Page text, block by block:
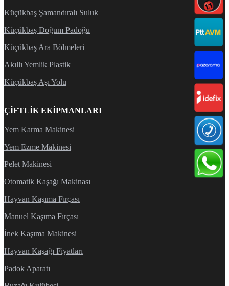
Küçükbaş Şamandıralı Suluk
Küçükbaş Doğum Padoğu
Küçükbaş Ara Bölmeleri
Akıllı Yemlik Plastik
Küçükbaş Aşı Yolu
ÇIFTLIK EKIPMANLARI
Yem Karma Makinesi
Yem Ezme Makinesi
Pelet Makinesi
Otomatik Kaşağı Makinası
Hayvan Kaşıma Fırçası
Manuel Kaşıma Fırçası
İnek Kaşıma Makinesi
Hayvan Kaşağı Fiyatları
Padok Aparatı